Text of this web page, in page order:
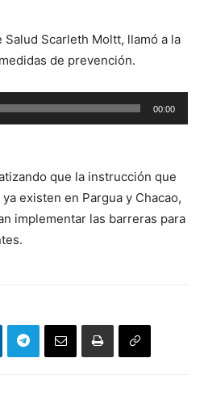
Scarleth Moltt, llamó a la
de prevención.
00:00
que la instrucción que
existen en Pargua y Chacao,
implementar las barreras para